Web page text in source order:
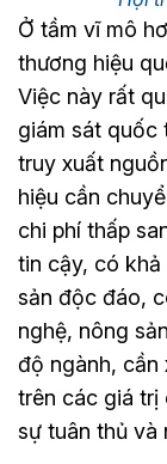
Ở tầm vĩ mô
thương hiệu
Việc này rất
giám sát quốc
truy xuất
hiệu cần
chi phí thấp
tin cậy, có
sản độc đáo,
nghệ, nông
độ ngành, cần
trên các giá trị
sự tuân thủ và